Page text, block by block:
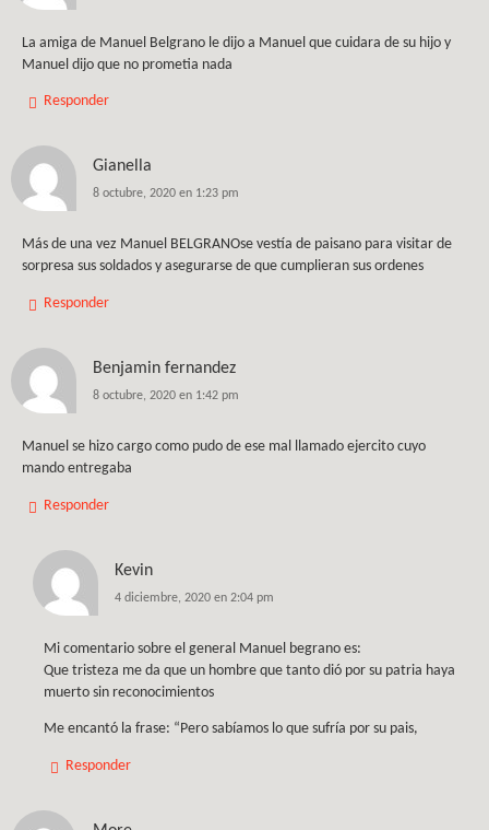
La amiga de Manuel Belgrano le dijo a Manuel que cuidara de su hijo y
Manuel dijo que no prometia nada
Responder
Gianella
8 octubre, 2020 en 1:23 pm
Más de una vez Manuel BELGRANOse vestía de paisano para visitar de
sorpresa sus soldados y asegurarse de que cumplieran sus ordenes
Responder
Benjamin fernandez
8 octubre, 2020 en 1:42 pm
Manuel se hizo cargo como pudo de ese mal llamado ejercito cuyo
mando entregaba
Responder
Kevin
4 diciembre, 2020 en 2:04 pm
Mi comentario sobre el general Manuel begrano es:
Que tristeza me da que un hombre que tanto dió por su patria haya
muerto sin reconocimientos
Me encantó la frase: “Pero sabíamos lo que sufría por su pais,
Responder